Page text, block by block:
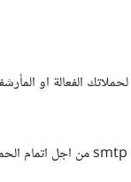
الفعالة او